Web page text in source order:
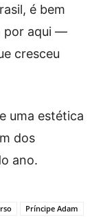
é bem
por aqui —
cresceu
uma estética
dos
ano.
Príncipe Adam